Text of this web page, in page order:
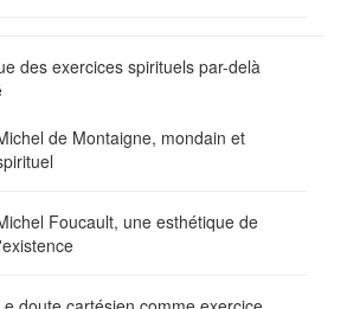
des exercices spirituels par-delà
de Montaigne, mondain et
Foucault, une esthétique de